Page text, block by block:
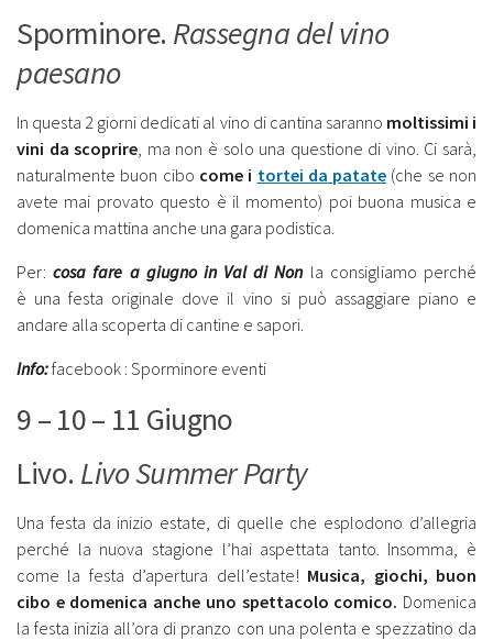
Sporminore. Rassegna del vino
paesano
In questa 2 giorni dedicati al vino di cantina saranno moltissimi i
vini da scoprire , ma non è solo una questione di vino. Ci sarà,
naturalmente buon cibo come i tortei da patate (che se non
avete mai provato questo è il momento) poi buona musica e
domenica mattina anche una gara podistica.
Per: cosa fare a giugno in Val di Nonla consigliamo perché
è una festa originale dove il vino si può assaggiare piano e
andare alla scoperta di cantine e sapori.
Info:facebook : Sporminore eventi
9 – 10 – 11 Giugno
Livo. Livo Summer Party
Una festa da inizio estate, di quelle che esplodono d’allegria
perché la nuova stagione l’hai aspettata tanto. Insomma, è
come la festa d’apertura dell’estate! Musica, giochi, buon
cibo e domenica anche uno spettacolo comico. Domenica
la festa inizia all’ora di pranzo con una polenta e spezzatino da